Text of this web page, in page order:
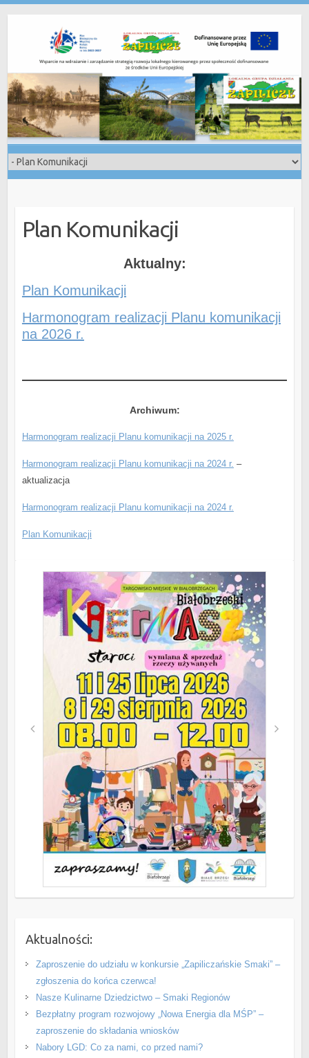
Plan Komunikacji
Aktualny:
Plan Komunikacji
Harmonogram realizacji Planu komunikacji
na 2026 r.
Archiwum:
Harmonogram realizacji Planu komunikacji na 2025 r.
Harmonogram realizacji Planu komunikacji na 2024 r. –
aktualizacja
Harmonogram realizacji Planu komunikacji na 2024 r.
Plan Komunikacji
Aktualności:
Zaproszenie do udziału w konkursie „Zapiliczańskie Smaki” –
zgłoszenia do końca czerwca!
Nasze Kulinarne Dziedzictwo – Smaki Regionów
Bezpłatny program rozwojowy „Nowa Energia dla MŚP” –
zaproszenie do składania wniosków
Nabory LGD: Co za nami, co przed nami?